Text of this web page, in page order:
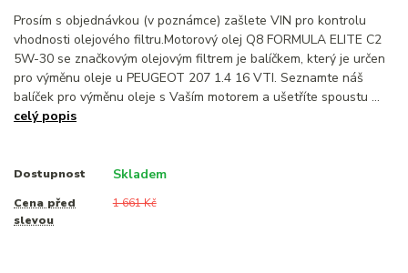
Prosím s objednávkou (v poznámce) zašlete VIN pro kontrolu
vhodnosti olejového filtru.Motorový olej Q8 FORMULA ELITE C2
5W-30 se značkovým olejovým filtrem je balíčkem, který je určen
pro výměnu oleje u PEUGEOT 207 1.4 16 VTI. Seznamte náš
balíček pro výměnu oleje s Vaším motorem a ušetříte spoustu ...
celý popis
Dostupnost Skladem
Cena před
slevou
1 661 Kč